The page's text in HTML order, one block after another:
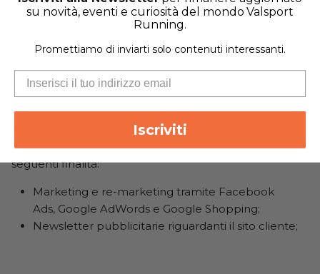
commerce www.valsportrunning.com in modo da
avere possibilità di processi più veloci, di avere accesso
allo storico degli ordini e di gestire gli indirizzi di
spedizione. Tali dati possono essere eliminati/modificati
in qualsiasi momento da parte dell’utente nella
gestione del proprio account.
New Val Sport Srl utilizza i dati forniti dall’utente e i
relativi cookies (vedere normativa cookies) per le
seguenti finalità:
Marketing e re-marketing tramite Facebook
Ads, Google AdWords e Google Shopping;
Newsletter pubblicitarie riguardanti il sito cliente;
su novità, eventi e curiosità del mondo Valsport
Running.
Promettiamo di inviarti solo contenuti interessanti.
Iscriviti